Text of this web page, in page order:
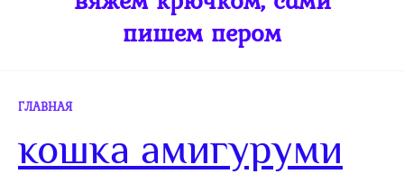
пишем пером
ГЛАВНАЯ
кошка амигуруми